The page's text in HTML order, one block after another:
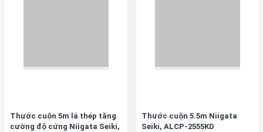
Thước cuộn 5m lá thép tăng
cường độ cứng Niigata Seiki,
Thước cuộn 5.5m Niigata
Seiki, ALCP-2555KD